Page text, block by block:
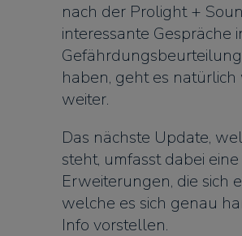
nach der Prolight +
interessante Gespräche
haben, geht es
weiter.
Das nächste Update,
steht, umfasst dabei
Erweiterungen, die sich
welche es sich genau
Info vorstellen.